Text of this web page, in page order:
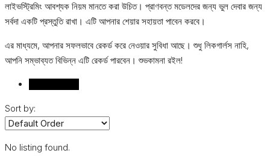
লাইভস্ট্রিমিং আবশ্যক নিয়ম মানতে করা উচিত। প্রাণবন্ত মডেলদের জন্য ভুল দেবার জন্য
সর্বদা একটি প্রস্তুতি রাখা। এটি আপনার শেয়ার সহায়তা পাবেন করবে।
এর মাধ্যমে, আপনার সফলভাবে রেকর্ড করে নেওয়ার সুবিধা আছে। শুধু লিকগার্লস নাহি,
আপনি সম্ভাব্যত বিভিন্ন এটি রেকর্ড পারবেন। শুভকামনা রইল!
Sort by:
No listing found.